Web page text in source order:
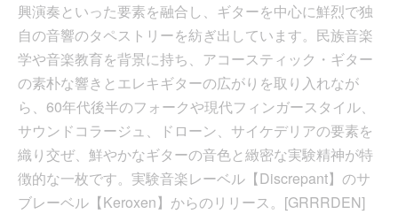
興演奏といった要素を融合し、ギターを中心に鮮烈で独
自の音響のタペストリーを紡ぎ出しています。民族音楽
学や音楽教育を背景に持ち、アコースティック・ギター
の素朴な響きとエレキギターの広がりを取り入れなが
ら、60年代後半のフォークや現代フィンガースタイル、
サウンドコラージュ、ドローン、サイケデリアの要素を
織り交ぜ、鮮やかなギターの音色と緻密な実験精神が特
徴的な一枚です。実験音楽レーベル【Discrepant】のサ
ブレーベル【Keroxen】からのリリース。[GRRRDEN]